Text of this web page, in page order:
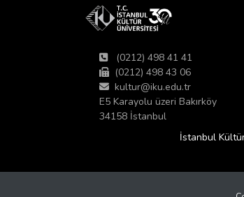
(0212) 498 41 41
(0212) 498 43 06
kultur@iku.edu.tr
E5 Karayolu üzeri Bakırköy
34158 İstanbul
İstanbul